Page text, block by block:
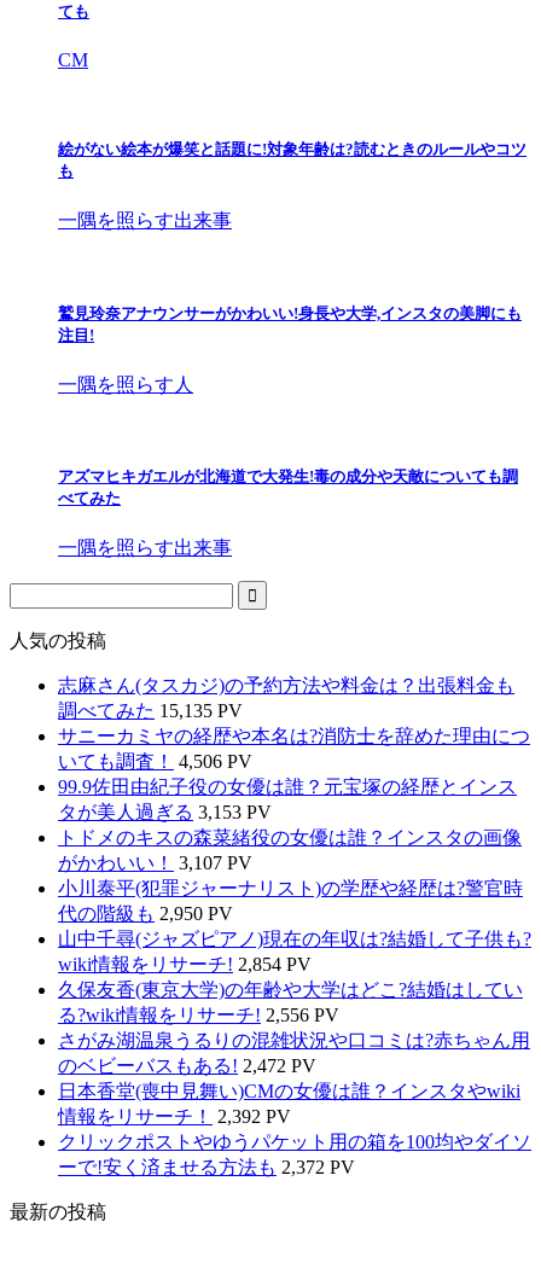
ても
CM
絵がない絵本が爆笑と話題に!対象年齢は?読むときのルールやコツ
も
一隅を照らす出来事
鷲見玲奈アナウンサーがかわいい!身長や大学,インスタの美脚にも
注目!
一隅を照らす人
アズマヒキガエルが北海道で大発生!毒の成分や天敵についても調
べてみた
一隅を照らす出来事
人気の投稿
志麻さん(タスカジ)の予約方法や料金は？出張料金も
調べてみた 15,135 PV
サニーカミヤの経歴や本名は?消防士を辞めた理由につ
いても調査！
4,506 PV
99.9佐田由紀子役の女優は誰？元宝塚の経歴とインス
タが美人過ぎる 3,153 PV
トドメのキスの森菜緒役の女優は誰？インスタの画像
がかわいい！
3,107 PV
小川泰平(犯罪ジャーナリスト)の学歴や経歴は?警官時
代の階級も 2,950 PV
山中千尋(ジャズピアノ)現在の年収は?結婚して子供も?
wiki情報をリサーチ! 2,854 PV
久保友香(東京大学)の年齢や大学はどこ?結婚はしてい
る?wiki情報をリサーチ! 2,556 PV
さがみ湖温泉うるりの混雑状況や口コミは?赤ちゃん用
のベビーバスもある! 2,472 PV
日本香堂(喪中見舞い)CMの女優は誰？インスタやwiki
情報をリサーチ！
2,392 PV
クリックポストやゆうパケット用の箱を100均やダイソ
ーで!安く済ませる方法も 2,372 PV
最新の投稿